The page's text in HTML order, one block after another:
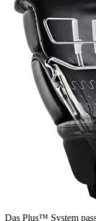
Das Plus™ System